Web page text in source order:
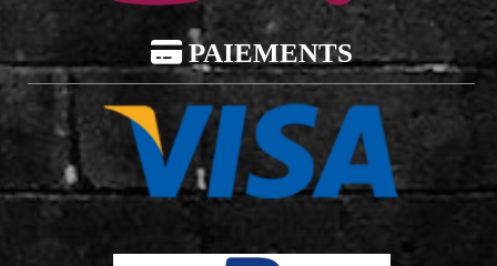
 PAIEMENTS